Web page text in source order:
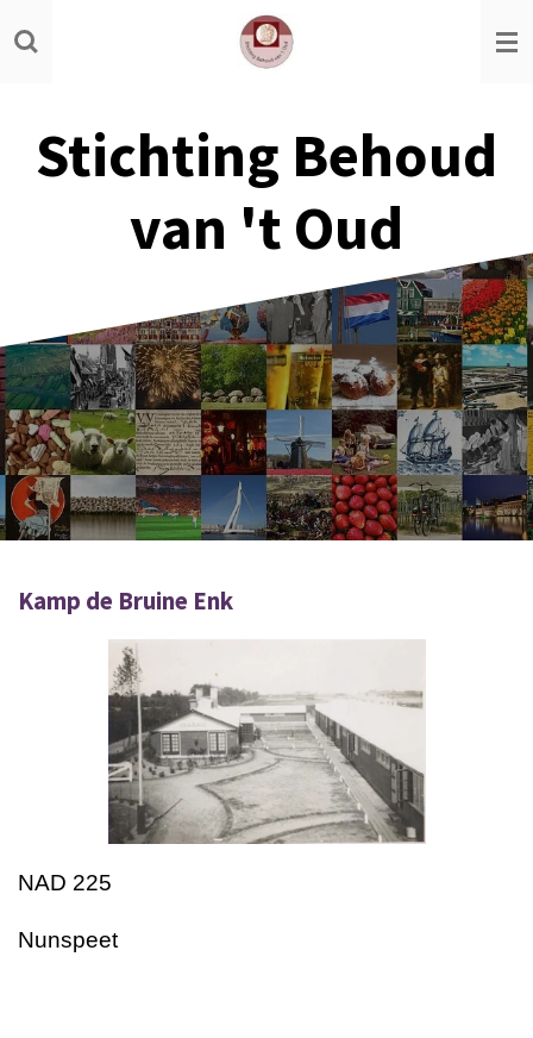
Ga
direct
hoofdinhoud
Stichting Behoud
van 't Oud
Kamp de Bruine Enk
NAD 225
Nunspeet